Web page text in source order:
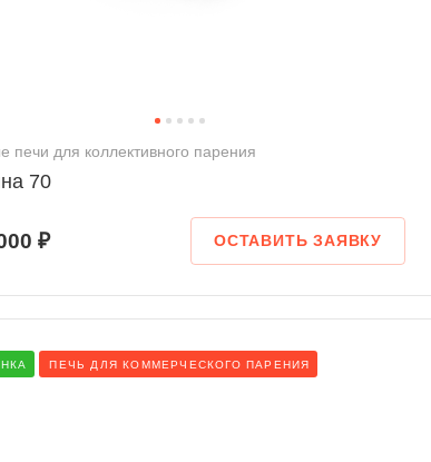
печи для коллективного парения
70
₽ ОСТАВИТЬ ЗАЯВКУ
ПЕЧЬ ДЛЯ КОММЕРЧЕСКОГО ПАРЕНИЯ